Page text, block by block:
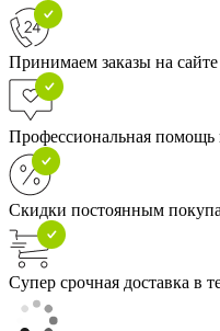
Принимаем заказы на
Профессиональная помощь
Скидки постоянным
Супер срочная доставка в